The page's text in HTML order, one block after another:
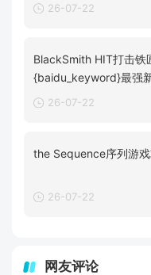
26-07-22
BlackSmith HIT打击铁
{baidu_keyword}最强
26-07-22
the Sequence序列游
26-07-22
网友评论